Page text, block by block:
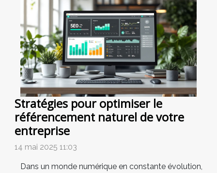
Stratégies pour optimiser le
référencement naturel de votre
entreprise
14 mai 2025 11:03
Dans un monde numérique en constante évolution,